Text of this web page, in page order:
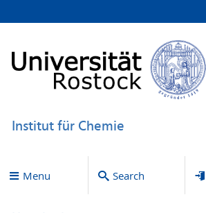
Institut für Chemie
Menu Search